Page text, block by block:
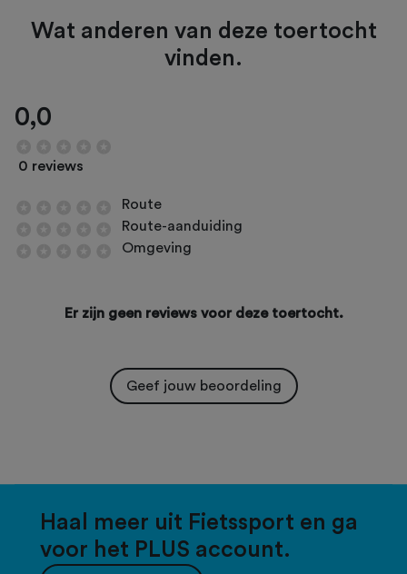
Wat anderen van deze toertocht
vinden.
0,0
0 reviews
Route
Route-aanduiding
Omgeving
Er zijn geen reviews voor deze toertocht.
Geef jouw beoordeling
Haal meer uit Fietssport en ga
voor het PLUS account.